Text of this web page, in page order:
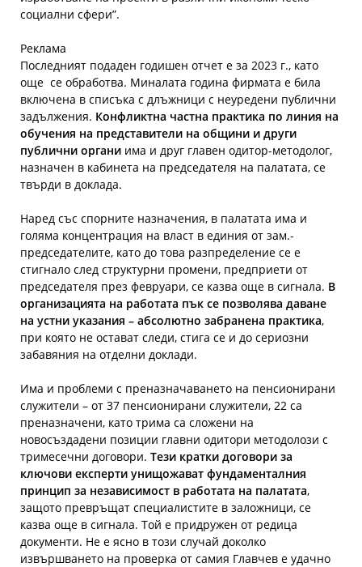
социални сфери”.
Реклама
Последният подаден годишен отчет е за 2023 г., като
още се обработва. Миналата година фирмата е била
включена в списъка с длъжници с неуредени публични
задължения. Конфликтна частна практика по линия на
обучения на представители на общини и други
публични органи има и друг главен одитор-методолог,
назначен в кабинета на председателя на палатата, се
твърди в доклада.
Наред със спорните назначения, в палатата има и
голяма концентрация на власт в единия от зам.-
председателите, като до това разпределение се е
стигнало след структурни промени, предприети от
председателя през февруари, се казва още в сигнала. В
организацията на работата пък се позволява даване
на устни указания – абсолютно забранена практика,
при която не остават следи, стига се и до сериозни
забавяния на отделни доклади.
Има и проблеми с преназначаването на пенсионирани
служители – от 37 пенсионирани служители, 22 са
преназначени, като трима са сложени на
новосъздадени позиции главни одитори методолози с
тримесечни договори. Тези кратки договори за
ключови експерти унищожават фундаменталния
принцип за независимост в работата на палатата,
защото превръщат специалистите в заложници, се
казва още в сигнала. Той е придружен от редица
документи. Не е ясно в този случай доколко
извършването на проверка от самия Главчев е удачно